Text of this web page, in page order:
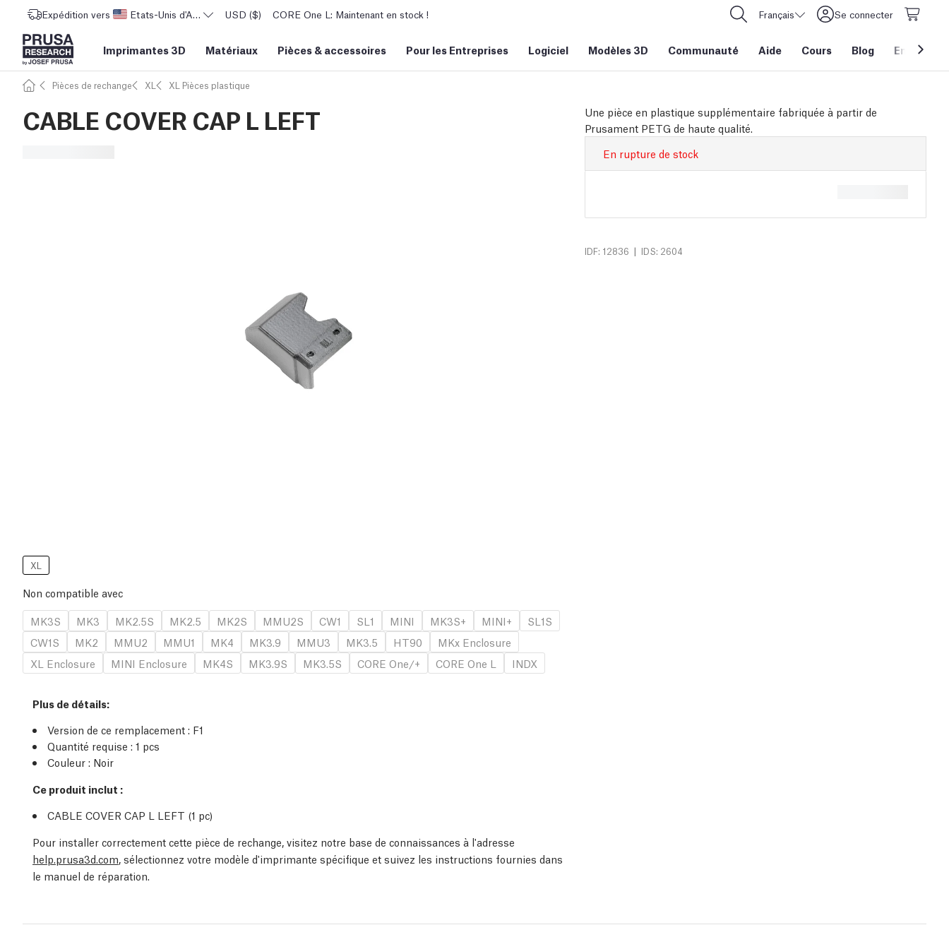
Expédition vers Etats-Unis d'AmériqueUSD ($) CORE One L: Maintenant en stock ! Français Se connecter
Imprimantes 3D Matériaux Pièces & accessoires Pour les Entreprises Logiciel Modèles 3D Communauté Aide Cours Blog Entreprise
Pièces de rechange XL XL Pièces plastique
CABLE COVER CAP L LEFT
Une pièce en plastique supplémentaire fabriquée à partir de
Prusament PETG de haute qualité.
En rupture de stock
IDF: 12836 | IDS: 2604
XL
Non compatible avec
MK3S
MK3 MK2.5S MK2.5 MK2S MMU2S CW1 SL1 MINI MK3S+ MINI+
SL1S
CW1S
MK2 MMU2 MMU1 MK4 MK3.9 MMU3 MK3.5 HT90
MKx Enclosure
XL Enclosure
MINI Enclosure MK4S MK3.9S MK3.5S CORE One/+ CORE One L INDX
Plus de détails:
Version de ce remplacement : F1
Quantité requise : 1 pcs
Couleur : Noir
Ce produit inclut :
CABLE COVER CAP L LEFT (1 pc)
Pour installer correctement cette pièce de rechange, visitez notre base de connaissances à l'adresse
help.prusa3d.com, sélectionnez votre modèle d'imprimante spécifique et suivez les instructions fournies dans
le manuel de réparation.